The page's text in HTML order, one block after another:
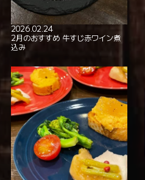
2026.02.24
2月のおすすめ 牛すじ赤ワイン煮
込み